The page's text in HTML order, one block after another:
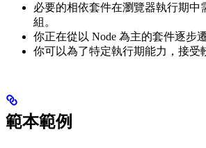
必要的相依套件在瀏覽器執行期中
組。
你正在從以 Node 為主的套件逐步
你可以為了特定執行期能力，接受
範本範例